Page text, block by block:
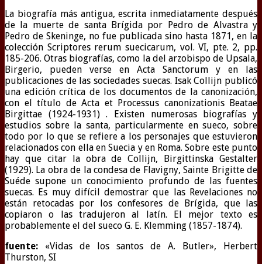
La biografía más antigua, escrita inmediatamente después
de la muerte de santa Brígida por Pedro de Alvastra y
Pedro de Skeninge, no fue publicada sino hasta 1871, en la
colección Scriptores rerum suecicarum, vol. VI, pte. 2, pp.
185-206. Otras biografías, como la del arzobispo de Upsala,
Birgerio, pueden verse en Acta Sanctorum y en las
publicaciones de las sociedades suecas. Isak Collijn publicó
una edición crítica de los documentos de la canonización,
con el título de Acta et Processus canonizationis Beatae
Birgittae (1924-1931) . Existen numerosas biografías y
estudios sobre la santa, particularmente en sueco, sobre
todo por lo que se refiere a los personajes que estuvieron
relacionados con ella en Suecia y en Roma. Sobre este punto
hay que citar la obra de Collijn, Birgittinska Gestalter
(1929). La obra de la condesa de Flavigny, Sainte Brigitte de
Suéde supone un conocimiento profundo de las fuentes
suecas. Es muy difícil demostrar que las Revelaciones no
están retocadas por los confesores de Brígida, que las
copiaron o las tradujeron al latín. El mejor texto es
probablemente el del sueco G. E. Klemming (1857-1874).
fuente: «Vidas de los santos de A. Butler», Herbert
Thurston, SI